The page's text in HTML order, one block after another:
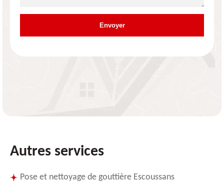
Autres services
Pose et nettoyage de gouttière Escoussans